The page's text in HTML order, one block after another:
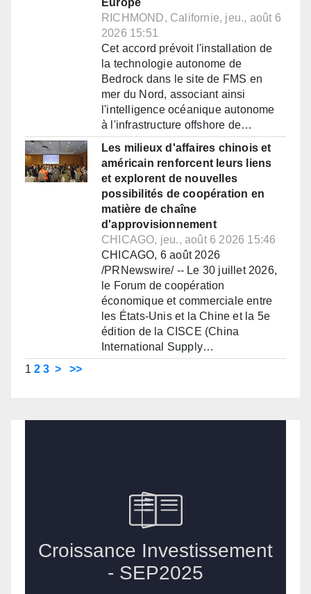
Europe
RICHMOND, Californie, jeu., août 6
2026 15:51
Cet accord prévoit l'installation de
la technologie autonome de
Bedrock dans le site de FMS en
mer du Nord, associant ainsi
l'intelligence océanique autonome
à l'infrastructure offshore de…
Les milieux d'affaires chinois et
américain renforcent leurs liens
et explorent de nouvelles
possibilités de coopération en
matière de chaîne
d'approvisionnement
CHICAGO, jeu., août 6 2026 15:46
CHICAGO, 6 août 2026
/PRNewswire/ -- Le 30 juillet 2026,
le Forum de coopération
économique et commerciale entre
les États-Unis et la Chine et la 5e
édition de la CISCE (China
International Supply…
1 2 3 > >>